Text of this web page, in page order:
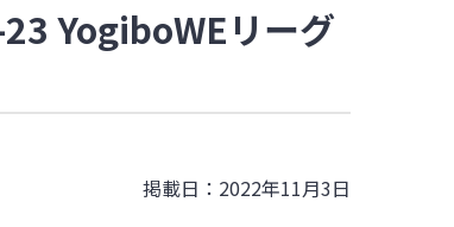
YogiboWEリーグ
掲載日：2022年11月3日